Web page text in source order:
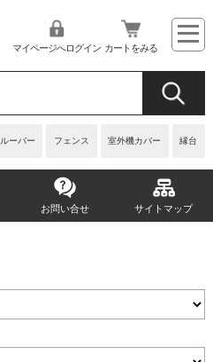
ルーバー フェンス 室外機カバー 縁台
マイページへログイン カートをみる
お問い合せ サイトマップ